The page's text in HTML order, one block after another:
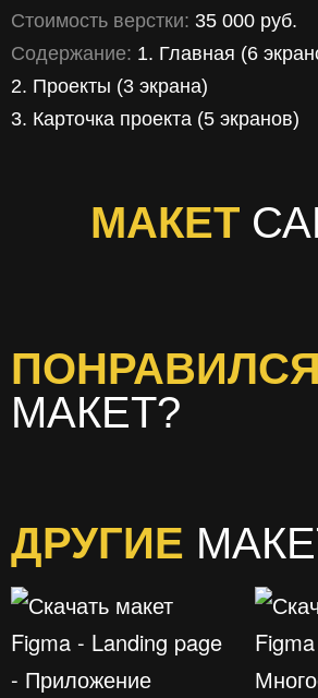
Стоимость верстки: 35 000 руб.
Содержание: 1. Главная (6
2. Проекты (3 экрана)
3. Карточка проекта (5 экранов)
МАКЕТ
ПОНРАВИЛСЯ
МАКЕТ?
ДРУГИЕ